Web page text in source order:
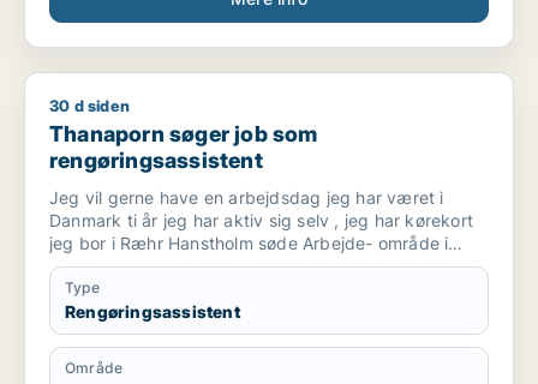
Thanaporn søger job som rengøringsassistent
30 d siden
Thanaporn søger job som
rengøringsassistent
Jeg vil gerne have en arbejdsdag jeg har været i
Danmark ti år jeg har aktiv sig selv , jeg har kørekort
jeg bor i Ræhr Hanstholm søde Arbejde- område i
Thisted har du nogle til mig med venlig hilsen
Thanaporn
Type
Rengøringsassistent
Område